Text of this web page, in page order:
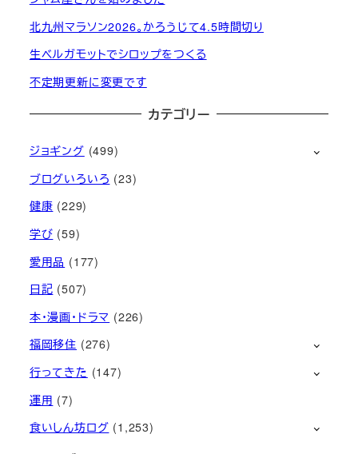
北九州マラソン2026。かろうじて4.5時間切り
生ベルガモットでシロップをつくる
不定期更新に変更です
カテゴリー
ジョギング (499)
ブログいろいろ (23)
健康 (229)
学び (59)
愛用品 (177)
日記 (507)
本・漫画・ドラマ (226)
福岡移住 (276)
行ってきた (147)
運用 (7)
食いしん坊ログ (1,253)